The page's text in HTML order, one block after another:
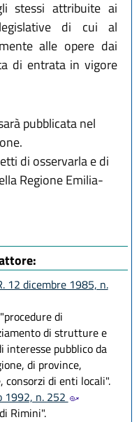
stessi attribuite ai
di cui al
alle opere dai
di entrata in vigore
pubblicata nel
di osservarla e di
Regione Emilia-
12 dicembre 1985, n.
di
di strutture e
pubblico da
di province,
di enti locali".
1992, n. 252
Rimini".